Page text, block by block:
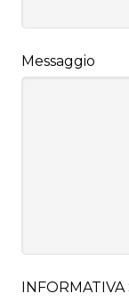
Messaggio
INFORMATIVA